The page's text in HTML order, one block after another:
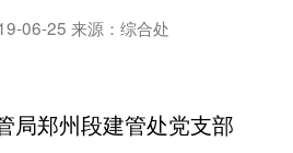
06-25 来源：综合处
局郑州段建管处党支部